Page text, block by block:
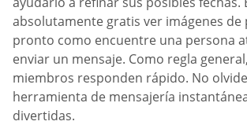
absolutamente gratis ver imágenes de
pronto como encuentre una persona
enviar un mensaje. Como regla
miembros responden rápido. No
herramienta de mensajería
divertidas.